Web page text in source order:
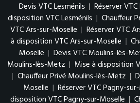
Devis VTC Lesménils | Réserver
disposition VTC Lesménils | Chauffeur
VTC Ars-sur-Moselle | Réserver VTC
à disposition VTC Ars-sur-Moselle |
Moselle | Devis VTC Moulins-lès-
Moulins-lès-Metz | Mise à disposition
| Chauffeur Privé Moulins-lès-Metz |
Moselle | Réserver VTC Pagny-
disposition VTC Pagny-sur-Moselle |